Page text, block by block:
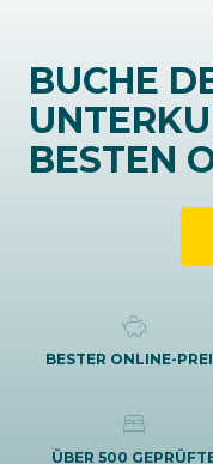
BUCHE
BESTEN
BESTER ONLINE-
ÜBER 500